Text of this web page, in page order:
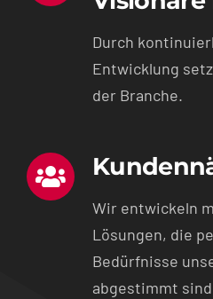
Durch
Entwicklung
der Branche.
Wir entwickeln
Lösungen, die
Bedürfnisse
abgestimmt